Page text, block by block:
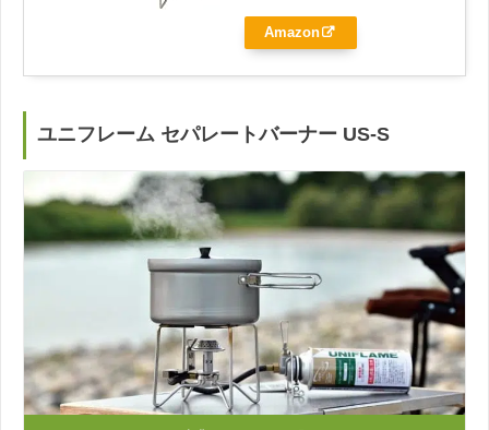
Amazon
ユニフレーム セパレートバーナー US-S